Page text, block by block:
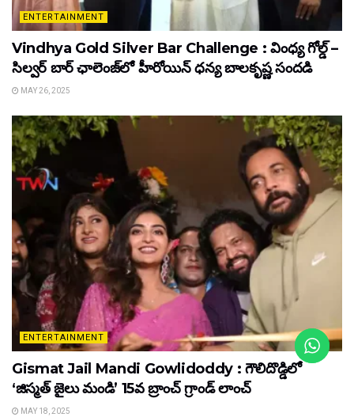
ENTERTAINMENT
Vindhya Gold Silver Bar Challenge : వింధ్య గోల్డ్ –
సిల్వర్ బార్ ఛాలెంజ్‌లో హీరోయిన్ ధ‌న్య బాల‌కృష్ణ‌ సందడి
MAY 26, 2025
ENTERTAINMENT
Gismat Jail Mandi Gowlidoddy : గౌలిదొడ్డిలో
‘జిస్మత్ జైలు మండి’ 15వ బ్రాంచ్ గ్రాండ్ లాంచ్
MAY 18, 2025